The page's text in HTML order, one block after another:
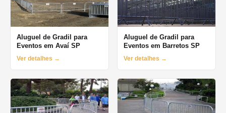
Aluguel de Gradil para
Eventos em Avaí SP
Ver detalhes →
Aluguel de Gradil para
Eventos em Barretos SP
Ver detalhes →